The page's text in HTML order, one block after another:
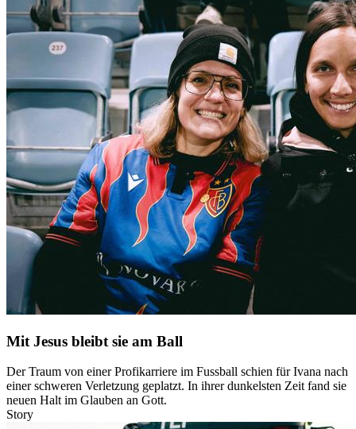
Mit Jesus bleibt sie am Ball
Der Traum von einer Profikarriere im Fussball schien für Ivana nach
einer schweren Verletzung geplatzt. In ihrer dunkelsten Zeit fand sie
neuen Halt im Glauben an Gott.
Story